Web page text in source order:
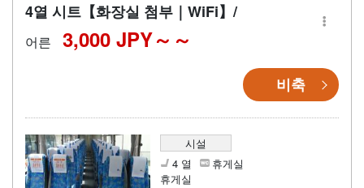
4열 시트【화장실 첨부｜WiFi】/
어른 3,000 JPY～
비축
시설
4 열
휴게실
휴게실